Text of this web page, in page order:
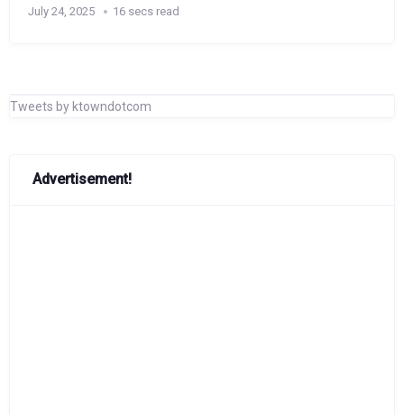
July 24, 2025 16 secs read
Tweets by ktowndotcom
Advertisement!